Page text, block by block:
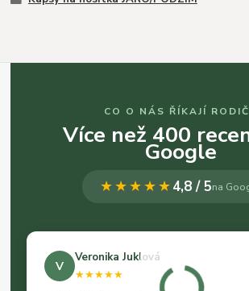
CO O NÁS ŘÍKAJÍ
Více než 400
Google
★★★★★4,8 / 5na
V
Veronika Juklová
★★★★★